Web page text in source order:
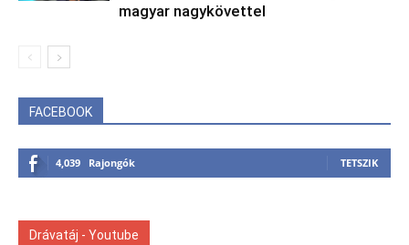
magyar nagykövettel
FACEBOOK
4,039 Rajongók TETSZIK
Drávatáj - Youtube